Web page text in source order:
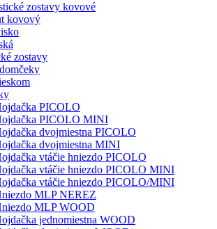
zostavy kovové
kovový
zostavy
PICOLO
PICOLO MINI
dvojmiestna PICOLO
dvojmiestna MINI
vtáčie hniezdo PICOLO
vtáčie hniezdo PICOLO MINI
vtáčie hniezdo PICOLO/MINI
MLP NEREZ
MLP WOOD
jednomiestna WOOD